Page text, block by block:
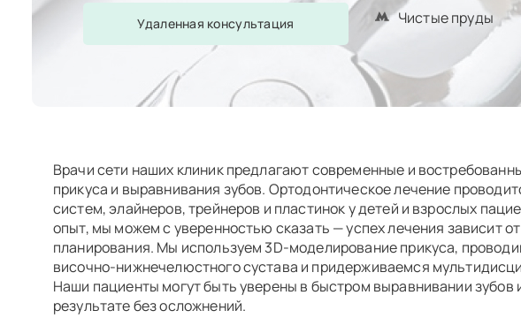
Удаленная консультация
Чистые пруды
Врачи сети наших клиник предлагают современные и
прикуса и выравнивания зубов. Ортодонтическое лечение
систем, элайнеров, трейнеров и пластинок у детей и взрослых
опыт, мы можем с уверенностью сказать — успех лечения зависит
планирования. Мы используем 3D-моделирование прикуса,
височно-нижнечелюстного сустава и придерживаемся
Наши пациенты могут быть уверены в быстром выравнивании зубов
результате без осложнений.